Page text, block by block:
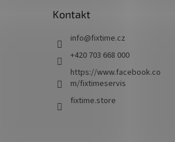
Kontakt
info@fixtime.cz
+420 703 668 000
https://www.facebook.co
m/fixtimeservis
fixtime.store